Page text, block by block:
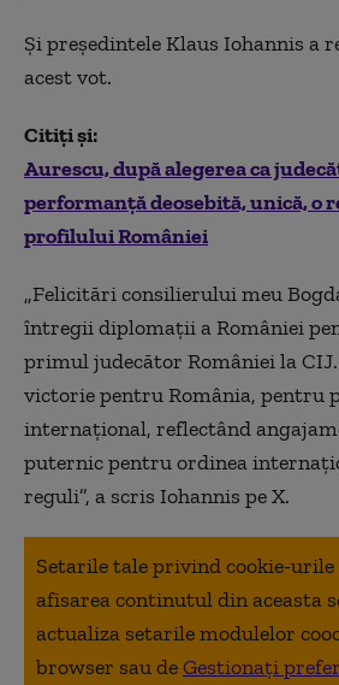
Și președintele Klaus Iohannis a
acest vot.
Citiți și:
Aurescu, după alegerea ca
performanță deosebită, unică, o
profilului României
„Felicitări consilierului meu
întregii diplomații a României
primul judecător României la CIJ.
victorie pentru România,
internațional, reflectând
puternic pentru ordinea
reguli”, a scris Iohannis pe X.
Setarile tale privind cookie-
afisarea continutul din aceasta
actualiza setarile modulelor
browser sau deGestionați